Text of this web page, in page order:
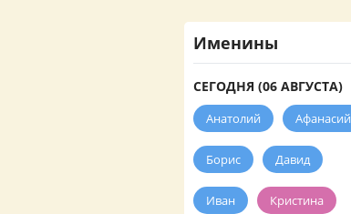
Именины
СЕГОДНЯ (06 АВГУСТА)
Анатолий Афанасий
Борис Давид
Иван Кристина